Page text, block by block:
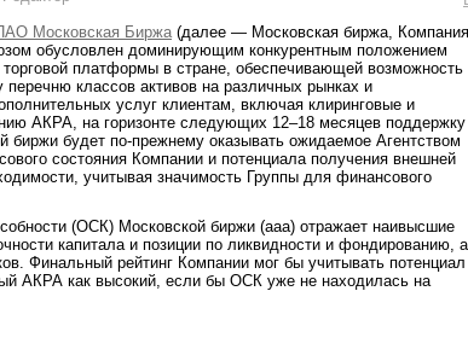
Московская Биржа(далее — Московская биржа,
обусловлен доминирующим конкурентным положением
торговой платформы в стране, обеспечивающей возможность
классов активов на различных рынках и
услуг клиентам, включая клиринговые и
АКРА, на горизонте следующих 12–18 месяцев поддержку
биржи будет по-прежнему оказывать ожидаемое Агентством
состояния Компании и потенциала получения внешней
учитывая значимость Группы для финансового
(ОСК) Московской биржи (aaa) отражает наивысшие
капитала и позиции по ликвидности и фондированию, а
Финальный рейтинг Компании мог бы учитывать потенциал
АКРА как высокий, если бы ОСК уже не находилась на